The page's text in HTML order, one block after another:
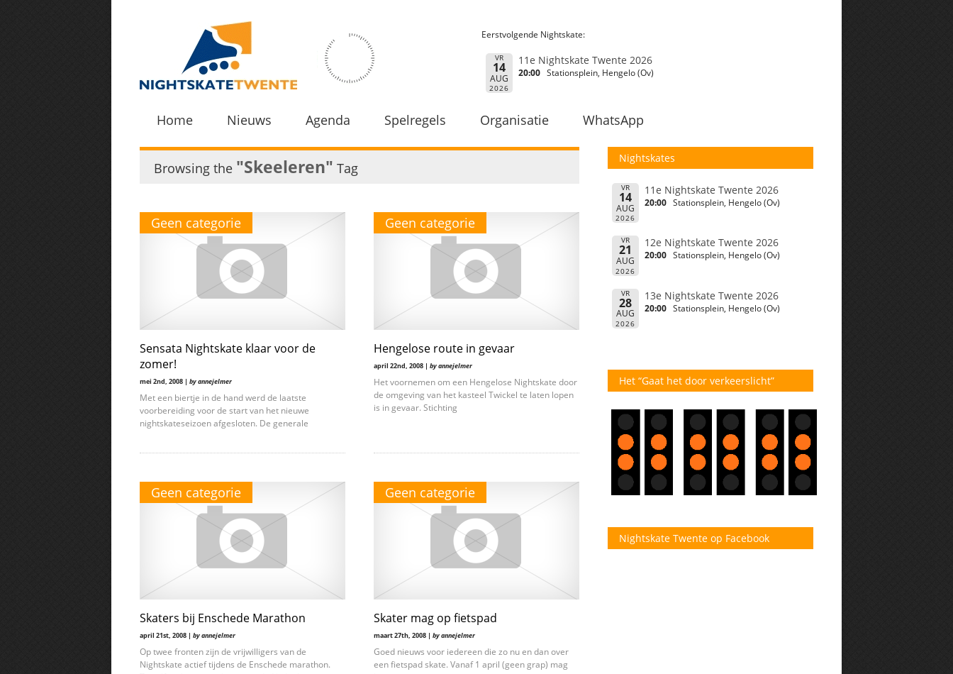
Eerstvolgende Nightskate:
VR
14
AUG
2026
11e Nightskate Twente 2026
20:00 Stationsplein, Hengelo (Ov)
Home Nieuws Agenda Spelregels Organisatie WhatsApp
Browsing the "Skeeleren" Tag
Geen categorie
Sensata Nightskate klaar voor de
zomer!
mei 2nd, 2008 | by annejelmer
Met een biertje in de hand werd de laatste
voorbereiding voor de start van het nieuwe
nightskateseizoen afgesloten. De generale
Geen categorie
Hengelose route in gevaar
april 22nd, 2008 | by annejelmer
Het voornemen om een Hengelose Nightskate door
de omgeving van het kasteel Twickel te laten lopen
is in gevaar. Stichting
Geen categorie
Skaters bij Enschede Marathon
april 21st, 2008 | by annejelmer
Op twee fronten zijn de vrijwilligers van de
Nightskate actief tijdens de Enschede marathon.
Geen categorie
Skater mag op fietspad
maart 27th, 2008 | by annejelmer
Goed nieuws voor iedereen die zo nu en dan over
een fietspad skate. Vanaf 1 april (geen grap) mag
Nightskates
VR
14
AUG
2026
11e Nightskate Twente 2026
20:00 Stationsplein, Hengelo (Ov)
VR
21
AUG
2026
12e Nightskate Twente 2026
20:00 Stationsplein, Hengelo (Ov)
VR
28
AUG
2026
13e Nightskate Twente 2026
20:00 Stationsplein, Hengelo (Ov)
Het “Gaat het door verkeerslicht”
Nightskate Twente op Facebook